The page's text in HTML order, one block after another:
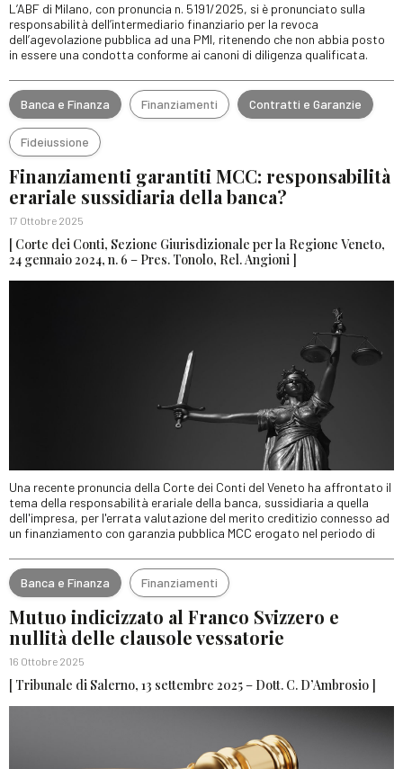
L’ABF di Milano, con pronuncia n. 5191/2025, si è pronunciato sulla
responsabilità dell’intermediario finanziario per la revoca
dell’agevolazione pubblica ad una PMI, ritenendo che non abbia posto
in essere una condotta conforme ai canoni di diligenza qualificata.
Banca e Finanza Finanziamenti Contratti e Garanzie
Fideiussione
Finanziamenti garantiti MCC: responsabilità
erariale sussidiaria della banca?
17 Ottobre 2025
[ Corte dei Conti, Sezione Giurisdizionale per la Regione Veneto,
24 gennaio 2024, n. 6 – Pres. Tonolo, Rel. Angioni ]
Una recente pronuncia della Corte dei Conti del Veneto ha affrontato il
tema della responsabilità erariale della banca, sussidiaria a quella
dell'impresa, per l'errata valutazione del merito creditizio connesso ad
un finanziamento con garanzia pubblica MCC erogato nel periodo di
Banca e Finanza Finanziamenti
Mutuo indicizzato al Franco Svizzero e
nullità delle clausole vessatorie
16 Ottobre 2025
[ Tribunale di Salerno, 13 settembre 2025 – Dott. C. D’Ambrosio ]